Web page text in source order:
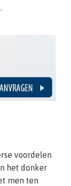
voordelen
het donker
men ten